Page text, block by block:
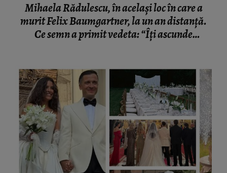
Mihaela Rădulescu, în același loc în care a
murit Felix Baumgartner, la un an distanță.
Ce semn a primit vedeta: “Îți ascunde